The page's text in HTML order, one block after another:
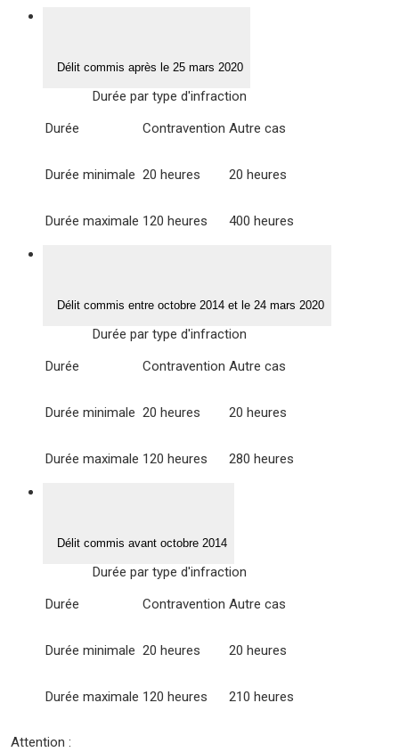
Délit commis après le 25 mars 2020
Durée par type d'infraction
Durée
Contravention Autre cas
Durée minimale 20 heures 20 heures
Durée maximale 120 heures 400 heures
Délit commis entre octobre 2014 et le 24 mars 2020
Durée par type d'infraction
Durée
Contravention Autre cas
Durée minimale 20 heures 20 heures
Durée maximale 120 heures 280 heures
Délit commis avant octobre 2014
Durée par type d'infraction
Durée
Contravention Autre cas
Durée minimale 20 heures 20 heures
Durée maximale 120 heures 210 heures
Attention :